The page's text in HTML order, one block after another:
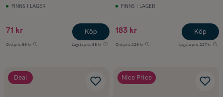
FINNS I LAGER
71 kr
Ord.pris 89 kr Lägsta pris 88 kr
Köp
FINNS I LAGER
183 kr
Ord.pris 229 kr Lägsta pris 227 kr
Köp
Deal Nice Price